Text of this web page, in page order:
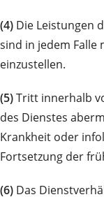
(4) Die Leistungen
sind in jedem Falle
einzustellen.
(5)Tritt innerhalb
des Dienstes
Krankheit oder
Fortsetzung der
(6) Das